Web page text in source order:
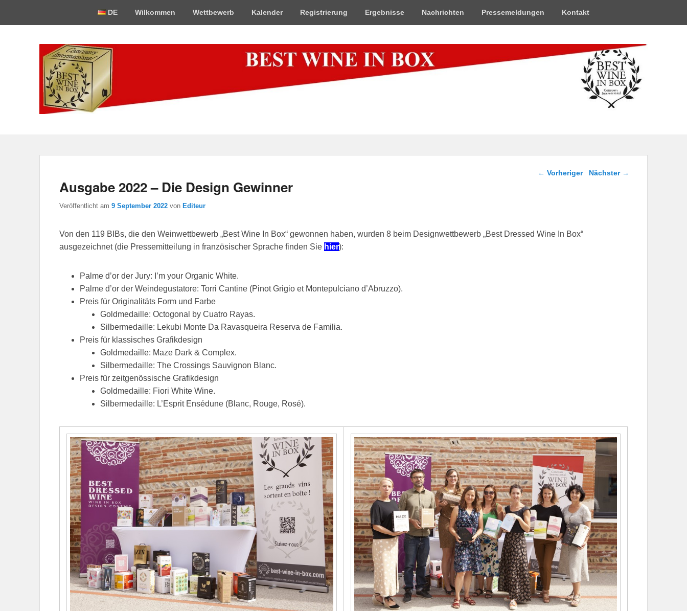
DE Wilkommen Wettbewerb Kalender Registrierung Ergebnisse Nachrichten Pressemeldungen Kontakt
Best-Wine-In-Box
Concours International Best-Wine-In-Box
Beitragsnavigation
← Vorheriger Nächster →
Ausgabe 2022 – Die Design Gewinner
Veröffentlicht am 9 September 2022 von Editeur
Von den 119 BIBs, die den Weinwettbewerb „Best Wine In Box“ gewonnen haben, wurden 8 beim Designwettbewerb „Best Dressed Wine In Box“
ausgezeichnet (die Pressemitteilung in französischer Sprache finden Sie hier):
Palme d’or der Jury: I’m your Organic White.
Palme d’or der Weindegustatore: Torri Cantine (Pinot Grigio et Montepulciano d’Abruzzo).
Preis für Originalitäts Form und Farbe
Goldmedaille: Octogonal by Cuatro Rayas.
Silbermedaille: Lekubi Monte Da Ravasqueira Reserva de Familia.
Preis für klassisches Grafikdesign
Goldmedaille: Maze Dark & Complex.
Silbermedaille: The Crossings Sauvignon Blanc.
Preis für zeitgenössische Grafikdesign
Goldmedaille: Fiori White Wine.
Silbermedaille: L’Esprit Ensédune (Blanc, Rouge, Rosé).